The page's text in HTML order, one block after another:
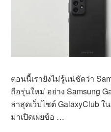
ตอนนี้เรายังไม่รู้แน่ชัดว่า
ถือรุ่นใหม่ อย่าง Samsung
ล่าสุดเว็บไซต์ GalaxyClub ใ
มาเปิดเผยข้อ …